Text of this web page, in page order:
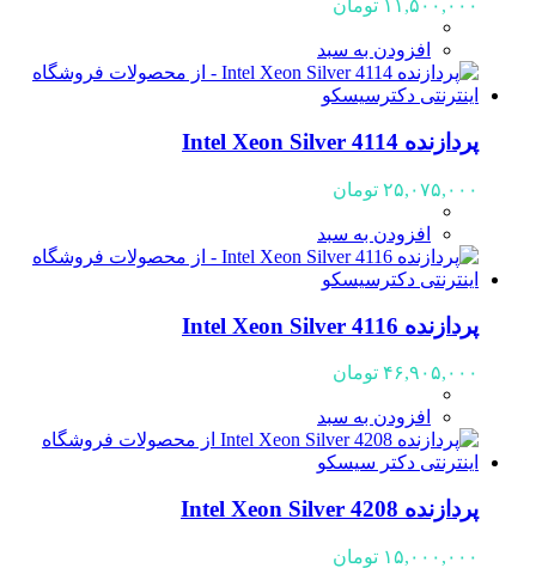
۱۱,۵۰۰,۰۰۰ تومان
افزودن به سبد
پردازنده Intel Xeon Silver 4114
۲۵,۰۷۵,۰۰۰ تومان
افزودن به سبد
پردازنده Intel Xeon Silver 4116
۴۶,۹۰۵,۰۰۰ تومان
افزودن به سبد
پردازنده Intel Xeon Silver 4208
۱۵,۰۰۰,۰۰۰ تومان